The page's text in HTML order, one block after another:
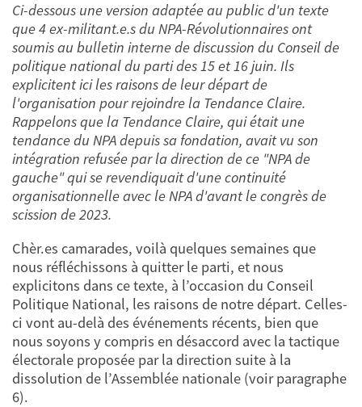
Ci-dessous une version adaptée au public d'un texte
que 4 ex-militant.e.s du NPA-Révolutionnaires ont
soumis au bulletin interne de discussion du Conseil de
politique national du parti des 15 et 16 juin. Ils
explicitent ici les raisons de leur départ de
l'organisation pour rejoindre la Tendance Claire.
Rappelons que la Tendance Claire, qui était une
tendance du NPA depuis sa fondation, avait vu son
intégration refusée par la direction de ce "NPA de
gauche" qui se revendiquait d'une continuité
organisationnelle avec le NPA d'avant le congrès de
scission de 2023.
Chèr.es camarades, voilà quelques semaines que
nous réfléchissons à quitter le parti, et nous
explicitons dans ce texte, à l’occasion du Conseil
Politique National, les raisons de notre départ. Celles-
ci vont au-delà des événements récents, bien que
nous soyons y compris en désaccord avec la tactique
électorale proposée par la direction suite à la
dissolution de l’Assemblée nationale (voir paragraphe
6).